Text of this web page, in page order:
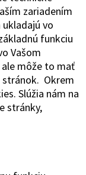
zariadením
vo
funkciu
Vašom
môže to mať
stránok. Okrem
Slúžia nám na
stránky,